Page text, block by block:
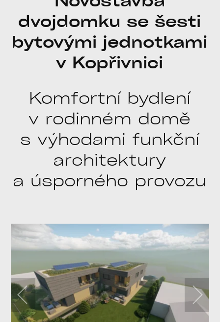
dvojdomku se šesti
bytovými jednotkami
v Kopřivnici
Komfortní bydlení
v rodinném domě
s výhodami funkční
architektury
a úsporného provozu